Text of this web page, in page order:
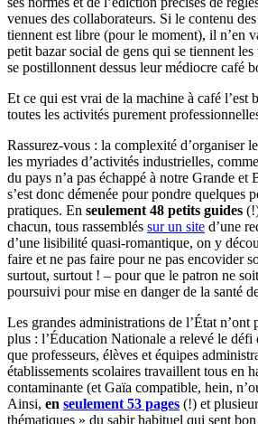
venues des collaborateurs. Si le contenu
tiennent est libre (pour le moment), il n’en
petit bazar social de gens qui se tiennent les
se postillonnent dessus leur médiocre café
Et ce qui est vrai de la machine à café l’est
toutes les activités purement
Rassurez-vous : la complexité d’organiser
les myriades d’activités industrielles,
du pays n’a pas échappé à notre Grande
s’est donc démenée pour pondre quelques
pratiques. En seulement 48 petits guides
chacun, tous rassemblés sur un site d’une
d’une lisibilité quasi-romantique, on y
faire et ne pas faire pour ne pas encovider
surtout, surtout ! – pour que le patron ne
poursuivi pour mise en danger de la santé
Les grandes administrations de l’État n’ont
plus : l’Éducation Nationale a relevé le défi
que professeurs, élèves et équipes
établissements scolaires travaillent tous en
contaminante (et Gaïa compatible, hein,
Ainsi, en seulement 53 pages (!) et
thématiques » du sabir habituel qui sent